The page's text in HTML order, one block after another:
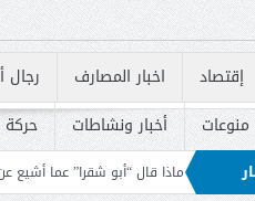
إقتصاد اخبار المصارف رجال
منوعات أخبار ونشاطات حركة
شقرا” عما أشيع عن ضريبة جديدة على